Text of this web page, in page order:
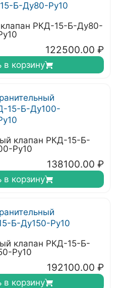
РКД-15-Б-Ду80-
122500.00 ₽
в корзину
клапан РКД-15-Б-
Ру10
138100.00 ₽
в корзину
клапан РКД-15-Б-
Ру10
192100.00 ₽
в корзину